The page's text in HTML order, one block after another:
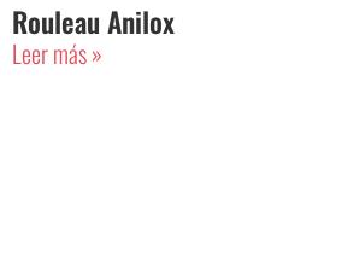
Rouleau Anilox
Leer más »